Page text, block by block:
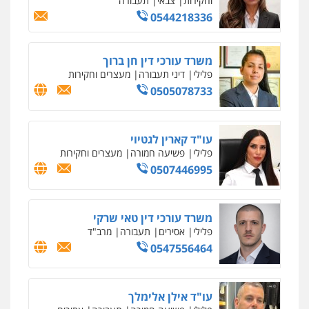
0547780927
עו"ד אסף גונן
פלילי פשע חמור תעבורה צבא מעצרים
וחקירות
0542255161
גל דהן – משרד עורך דין פלילי
פלילי פשיעה חמורה סמים מעצרים
וחקירות
0544723840
עו"ד ראוף נג'אר
פלילי עורכי דין לענייני אסירים מעצרים
סמים רכוש
0548009246
דוד אפרים משרד עורכי דין